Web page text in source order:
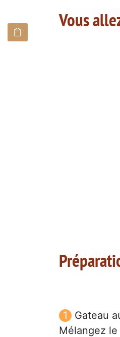
Vous
Gateau
Mélangez